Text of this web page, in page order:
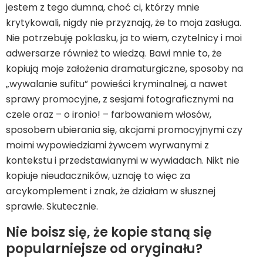
jestem z tego dumna, choć ci, którzy mnie
krytykowali, nigdy nie przyznają, że to moja zasługa.
Nie potrzebuję poklasku, ja to wiem, czytelnicy i moi
adwersarze również to wiedzą. Bawi mnie to, że
kopiują moje założenia dramaturgiczne, sposoby na
„wywalanie sufitu” powieści kryminalnej, a nawet
sprawy promocyjne, z sesjami fotograficznymi na
czele oraz – o ironio! – farbowaniem włosów,
sposobem ubierania się, akcjami promocyjnymi czy
moimi wypowiedziami żywcem wyrwanymi z
kontekstu i przedstawianymi w wywiadach. Nikt nie
kopiuje nieudaczników, uznaję to więc za
arcykomplement i znak, że działam w słusznej
sprawie. Skutecznie.
Nie boisz się, że kopie staną się
popularniejsze od oryginału?